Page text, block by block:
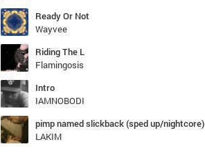
Ready Or Not
Wayvee
Riding The L
Flamingosis
Intro
IAMNOBODI
pimp named slickback (sped up/nightcore)
LAKIM